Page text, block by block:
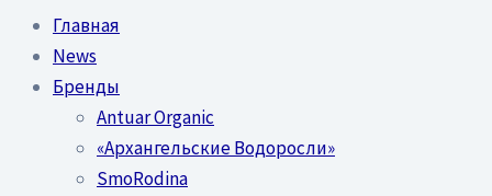
Главная
News
Бренды
Antuar Organic
«Архангельские Водоросли»
SmoRodina